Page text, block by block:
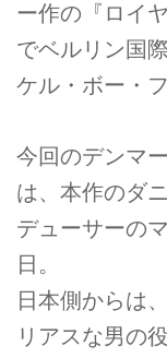
ー作の『ロイ
でベルリン国
ケル・ボー・
今回のデンマ
は、本作のダ
デューサーの
日。
日本側からは
リアスな男の